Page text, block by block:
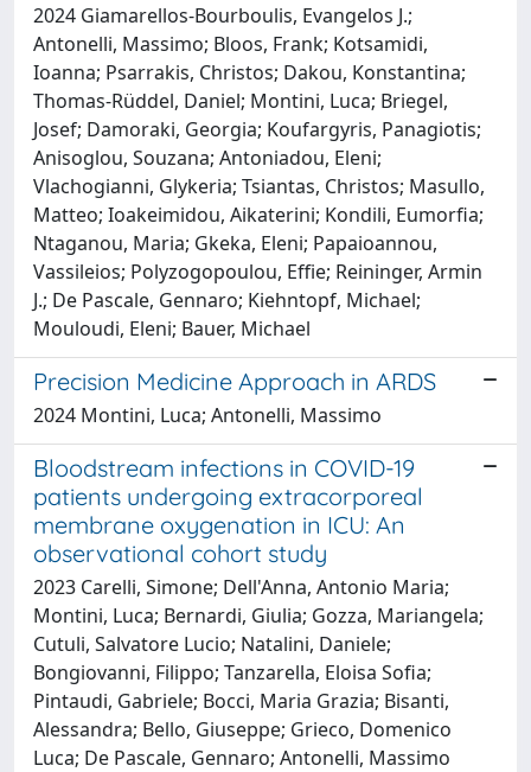
2024 Giamarellos-Bourboulis, Evangelos J.;
Antonelli, Massimo; Bloos, Frank; Kotsamidi,
Ioanna; Psarrakis, Christos; Dakou, Konstantina;
Thomas-Rüddel, Daniel; Montini, Luca; Briegel,
Josef; Damoraki, Georgia; Koufargyris, Panagiotis;
Anisoglou, Souzana; Antoniadou, Eleni;
Vlachogianni, Glykeria; Tsiantas, Christos; Masullo,
Matteo; Ioakeimidou, Aikaterini; Kondili, Eumorfia;
Ntaganou, Maria; Gkeka, Eleni; Papaioannou,
Vassileios; Polyzogopoulou, Effie; Reininger, Armin
J.; De Pascale, Gennaro; Kiehntopf, Michael;
Mouloudi, Eleni; Bauer, Michael
Precision Medicine Approach in ARDS
2024 Montini, Luca; Antonelli, Massimo
Bloodstream infections in COVID-19
patients undergoing extracorporeal
membrane oxygenation in ICU: An
observational cohort study
2023 Carelli, Simone; Dell'Anna, Antonio Maria;
Montini, Luca; Bernardi, Giulia; Gozza, Mariangela;
Cutuli, Salvatore Lucio; Natalini, Daniele;
Bongiovanni, Filippo; Tanzarella, Eloisa Sofia;
Pintaudi, Gabriele; Bocci, Maria Grazia; Bisanti,
Alessandra; Bello, Giuseppe; Grieco, Domenico
Luca; De Pascale, Gennaro; Antonelli, Massimo